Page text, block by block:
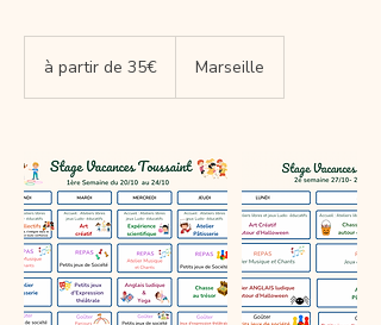
partirà partir de 35€ Marseille